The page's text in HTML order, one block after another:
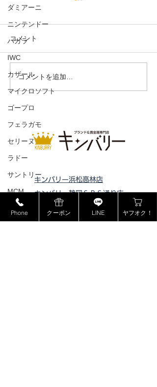
ダミアーニ
ニンテンドー
バカラ
IWC
カザール
マイクロソフト
ゴープロ
フェラガモ
セリーヌ
ラドー
サントリー
MCM
ミュウミュウ
レディースウォッチ
コメント
コメントを追加…
キンバリー浜松高林店
キンバリー静岡ＳＢＳ通り店
キンバリー藤枝インター店
ピックアップ浜松西伊場店
Phone クーポン LINE ヤフオク！